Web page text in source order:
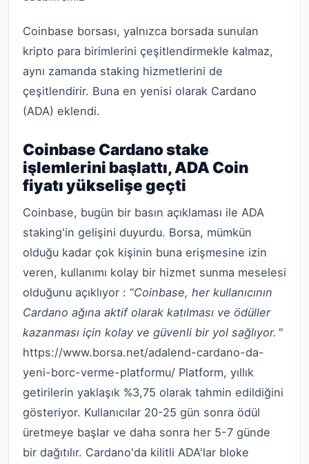
Coinbase borsası, yalnızca borsada sunulan
kripto para birimlerini çeşitlendirmekle kalmaz,
aynı zamanda staking hizmetlerini de
çeşitlendirir. Buna en yenisi olarak Cardano
(ADA) eklendi.
Coinbase Cardano stake
işlemlerini başlattı, ADA Coin
fiyatı yükselişe geçti
Coinbase, bugün bir basın açıklaması ile ADA
staking'in gelişini duyurdu. Borsa, mümkün
olduğu kadar çok kişinin buna erişmesine izin
veren, kullanımı kolay bir hizmet sunma meselesi
olduğunu açıklıyor : “Coinbase, her kullanıcının
Cardano ağına aktif olarak katılması ve ödüller
kazanması için kolay ve güvenli bir yol sağlıyor. "
https://www.borsa.net/adalend-cardano-da-
yeni-borc-verme-platformu/ Platform, yıllık
getirilerin yaklaşık %3,75 olarak tahmin edildiğini
gösteriyor. Kullanıcılar 20-25 gün sonra ödül
üretmeye başlar ve daha sonra her 5-7 günde
bir dağıtılır. Cardano'da kilitli ADA'lar bloke